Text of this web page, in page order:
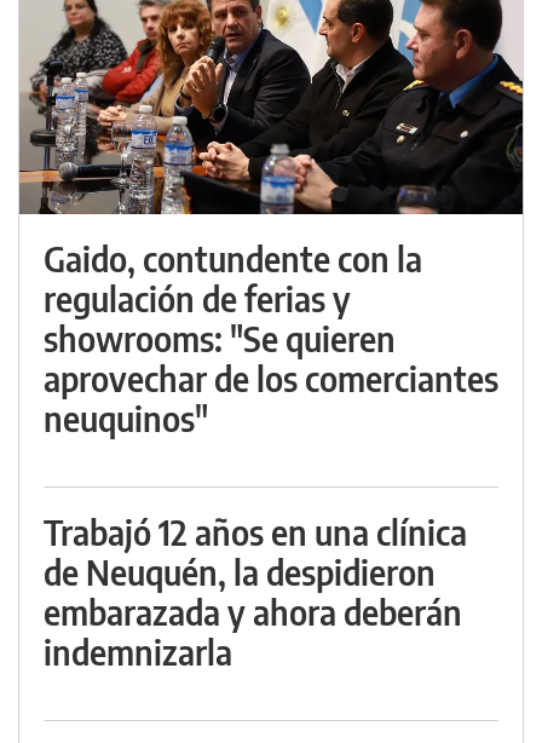
Gaido, contundente con la
regulación de ferias y
showrooms: "Se quieren
aprovechar de los comerciantes
neuquinos"
Trabajó 12 años en una clínica
de Neuquén, la despidieron
embarazada y ahora deberán
indemnizarla